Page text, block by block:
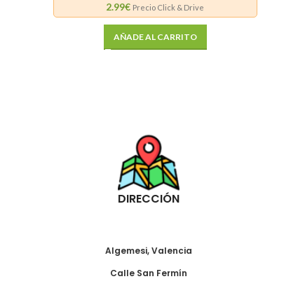
2.99€ Precio Click & Drive
AÑADE AL CARRITO
DIRECCIÓN
Algemesi, Valencia
Calle San Fermín